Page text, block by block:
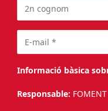
Informació bàsica
Responsable: